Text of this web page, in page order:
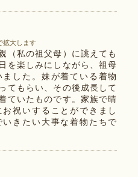
拡大します
（私の祖父母）に誂えても
を楽しみにしながら、祖母
した。妹が着ている着物
てもらい、その後成長して
ていたものです。家族で晴
祝いすることができまし
きたい大事な着物たちで